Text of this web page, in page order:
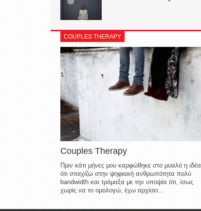
COUPLES THERAPY
Couples Therapy
Πριν κάτι μήνες μου καρφώθηκε στο μυαλό η ιδέα
ότι στοιχίζω στην ψηφιακή ανθρωπότητα πολύ
bandwidth και τρόμαξα με την υποψία ότι, ίσως
χωρίς να το ομολογώ, έχω αρχίσει...